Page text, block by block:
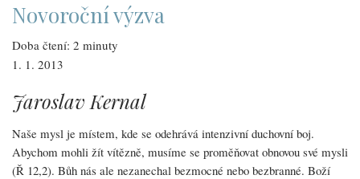
Novoroční výzva
Doba čtení: 2 minuty
1. 1. 2013
Jaroslav Kernal
Naše mysl je místem, kde se odehrává intenzivní duchovní boj.
Abychom mohli žít vítězně, musíme se proměňovat obnovou své mysli
(Ř 12,2). Bůh nás ale nezanechal bezmocné nebo bezbranné. Boží